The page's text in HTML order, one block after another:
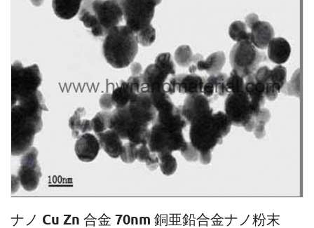
ナノ Cu Zn 合金 70nm 銅亜鉛合金ナノ粉末